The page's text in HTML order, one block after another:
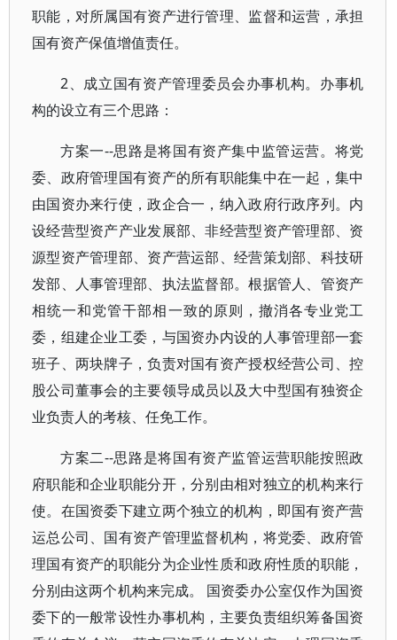
职能，对所属国有资产进行管理、监督和运营，承担
国有资产保值增值责任。
2、成立国有资产管理委员会办事机构。办事机
构的设立有三个思路：
方案一--思路是将国有资产集中监管运营。将党
委、政府管理国有资产的所有职能集中在一起，集中
由国资办来行使，政企合一，纳入政府行政序列。内
设经营型资产产业发展部、非经营型资产管理部、资
源型资产管理部、资产营运部、经营策划部、科技研
发部、人事管理部、执法监督部。根据管人、管资产
相统一和党管干部相一致的原则，撤消各专业党工
委，组建企业工委，与国资办内设的人事管理部一套
班子、两块牌子，负责对国有资产授权经营公司、控
股公司董事会的主要领导成员以及大中型国有独资企
业负责人的考核、任免工作。
方案二--思路是将国有资产监管运营职能按照政
府职能和企业职能分开，分别由相对独立的机构来行
使。在国资委下建立两个独立的机构，即国有资产营
运总公司、国有资产管理监督机构，将党委、政府管
理国有资产的职能分为企业性质和政府性质的职能，
分别由这两个机构来完成。 国资委办公室仅作为国资
委下的一般常设性办事机构，主要负责组织筹备国资